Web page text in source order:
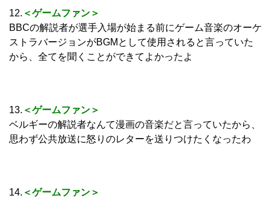
12. ＜ゲームファン＞
BBCの解説者が選手入場が始まる前にゲーム音楽のオーケ
ストラバージョンがBGMとして使用されると言っていた
から、全てを聞くことができてよかったよ
13. ＜ゲームファン＞
ベルギーの解説者なんて漫画の音楽だと言っていたから、
思わず公共放送に怒りのレターを送りつけたくなったわ
14. ＜ゲームファン＞